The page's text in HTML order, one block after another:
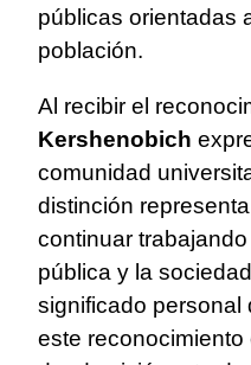
públicas orientadas
población.
Al recibir el
Kershenobich
comunidad
distinción
continuar
pública y la
significado personal
este reconocimiento